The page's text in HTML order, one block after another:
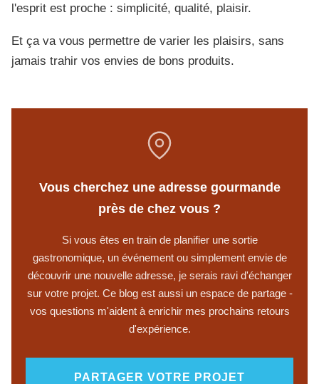
l'esprit est proche : simplicité, qualité, plaisir.
Et ça va vous permettre de varier les plaisirs, sans
jamais trahir vos envies de bons produits.
Vous cherchez une adresse gourmande
près de chez vous ?
Si vous êtes en train de planifier une sortie
gastronomique, un événement ou simplement envie de
découvrir une nouvelle adresse, je serais ravi d'échanger
sur votre projet. Ce blog est aussi un espace de partage -
vos questions m'aident à enrichir mes prochains retours
d'expérience.
PARTAGER VOTRE PROJET